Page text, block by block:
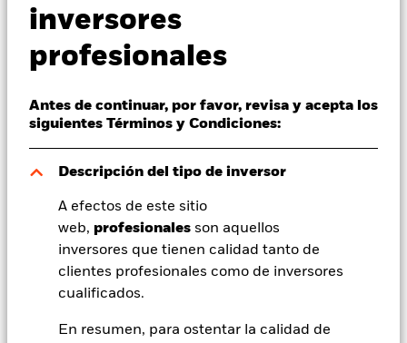
inversores
profesionales
Antes de continuar, por favor, revisa y acepta los
siguientes Términos y Condiciones:
Descripción del tipo de inversor
A efectos de este sitio
web, profesionales son aquellos
inversores que tienen calidad tanto de
clientes profesionales como de inversores
cualificados.
En resumen, para ostentar la calidad de
Visión de mercado
Educación
Profesionales
España
Change location
BlackRock
iShares
Valor liquidativo a 06 ago 2026
GBP 9,29
GBP 0,01 (0,11%)